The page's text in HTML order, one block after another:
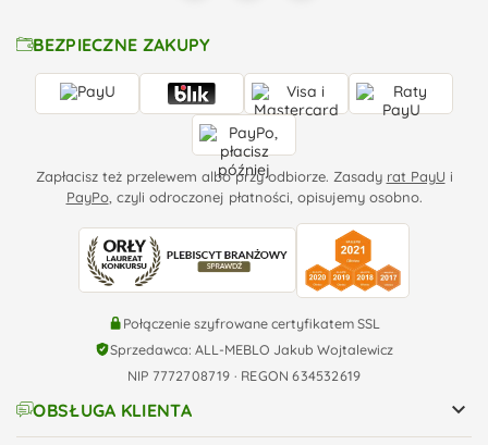
BEZPIECZNE ZAKUPY
Zapłacisz też przelewem albo przy odbiorze. Zasady rat PayU i
PayPo, czyli odroczonej płatności, opisujemy osobno.
Połączenie szyfrowane certyfikatem SSL
Sprzedawca: ALL-MEBLO Jakub Wojtalewicz
NIP 7772708719 · REGON 634532619
OBSŁUGA KLIENTA 